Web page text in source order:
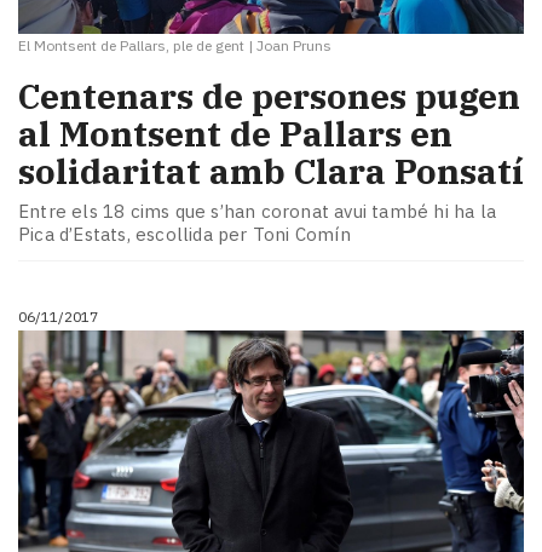
El Montsent de Pallars, ple de gent | Joan Pruns
Centenars de persones pugen
al Montsent de Pallars en
solidaritat amb Clara Ponsatí
Entre els 18 cims que s’han coronat avui també hi ha la
Pica d’Estats, escollida per Toni Comín
06/11/2017